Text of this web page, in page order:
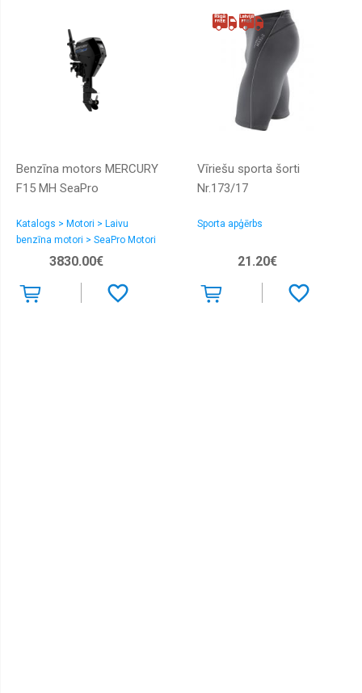
Benzīna motors MERCURY
F15 MH SeaPro
Katalogs > Motori > Laivu
benzīna motori > SeaPro Motori
3830.00€
Vīriešu sporta šorti
Nr.173/17
Sporta apģērbs
21.20€